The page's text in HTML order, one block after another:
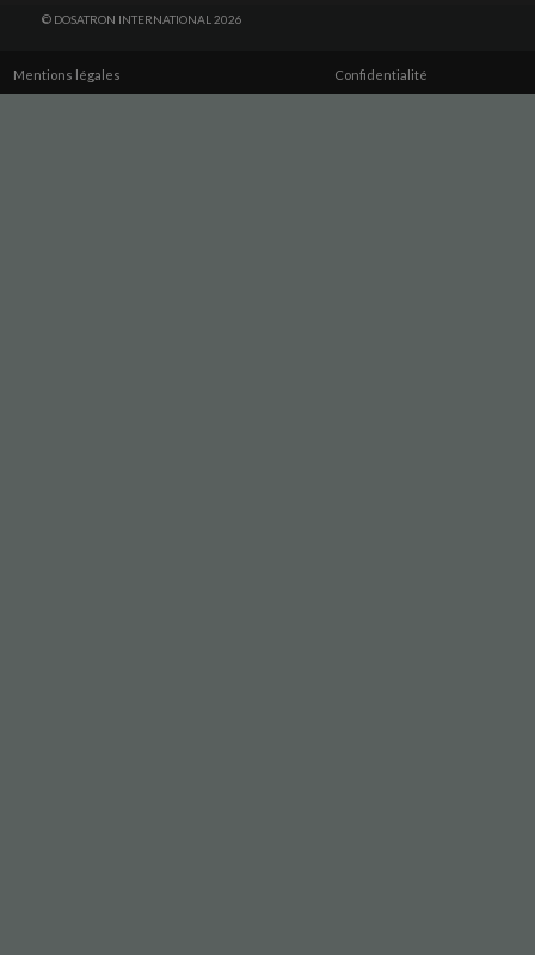
© DOSATRON INTERNATIONAL 2026
Mentions légales Confidentialité